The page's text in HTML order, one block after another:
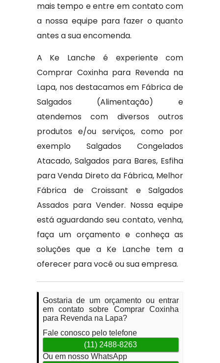
mais tempo e entre em contato com
a nossa equipe para fazer o quanto
antes a sua encomenda.
A Ke Lanche é experiente com
Comprar Coxinha para Revenda na
Lapa, nos destacamos em Fábrica de
Salgados (Alimentação) e
atendemos com diversos outros
produtos e/ou serviços, como por
exemplo Salgados Congelados
Atacado, Salgados para Bares, Esfiha
para Venda Direto da Fábrica, Melhor
Fábrica de Croissant e Salgados
Assados para Vender. Nossa equipe
está aguardando seu contato, venha,
faça um orçamento e conheça as
soluções que a Ke Lanche tem a
oferecer para você ou sua empresa.
Gostaria de um orçamento ou entrar
em contato sobre Comprar Coxinha
para Revenda na Lapa?
Fale conosco pelo telefone
(11) 2488-8263
Ou em nosso WhatsApp